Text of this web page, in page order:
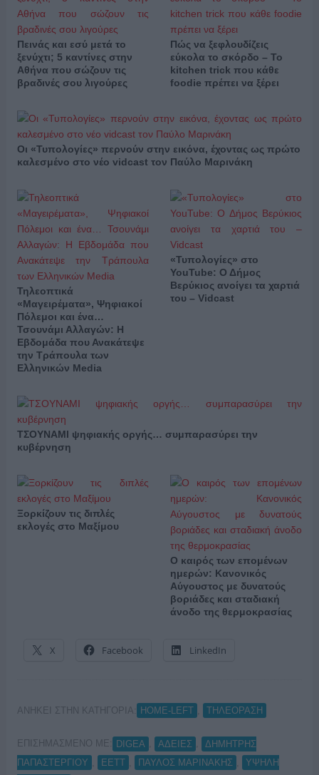
Πεινάς και εσύ μετά το
ξενύχτι; 5 καντίνες στην
Αθήνα που σώζουν τις
βραδινές σου λιγούρες
Πώς να ξεφλουδίζεις
εύκολα το σκόρδο – Το
kitchen trick που κάθε
foodie πρέπει να ξέρει
Οι «Τυπολογίες» περνούν στην εικόνα, έχοντας ως πρώτο
καλεσμένο στο νέο vidcast τον Παύλο Μαρινάκη
Τηλεοπτικά
«Μαγειρέματα», Ψηφιακοί
Πόλεμοι και ένα…
Τσουνάμι Αλλαγών: Η
Εβδομάδα που Ανακάτεψε
την Τράπουλα των
Ελληνικών Media
«Τυπολογίες» στο
YouTube: Ο Δήμος
Βερύκιος ανοίγει τα χαρτιά
του – Vidcast
ΤΣΟΥΝΑΜΙ ψηφιακής οργής… συμπαρασύρει την
κυβέρνηση
Ξορκίζουν τις διπλές
εκλογές στο Μαξίμου
Ο καιρός των επομένων
ημερών: Κανονικός
Αύγουστος με δυνατούς
βοριάδες και σταδιακή
άνοδο της θερμοκρασίας
X Facebook LinkedIn
ΑΝΗΚΕΙ ΣΤΗΝ ΚΑΤΗΓΟΡΙΑ: HOME-LEFT ΤΗΛΕΟΡΑΣΗ
ΕΠΙΣΗΜΑΣΜΕΝΟ ΜΕ: DIGEA ΑΔΕΙΕΣ
ΔΗΜΗΤΡΗΣ
ΠΑΠΑΣΤΕΡΓΙΟΥ
ΕΕΤΤ ΠΑΥΛΟΣ ΜΑΡΙΝΑΚΗΣ
ΥΨΗΛΗ